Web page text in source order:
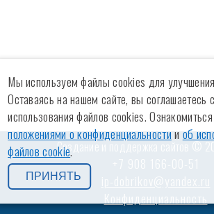
Создание и поддержка сайтов ©
Мы используем файлы cookies для
Оставаясь на нашем сайте, вы соглашаетесь
использования файлов cookies.
положениями о конфиденциальностииоб
файлов cookie.
ПРИНЯТЬ